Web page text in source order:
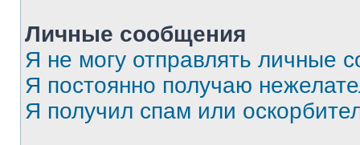
Личные сообщения
Я не могу отправлять личные
Я постоянно получаю
Я получил спам или